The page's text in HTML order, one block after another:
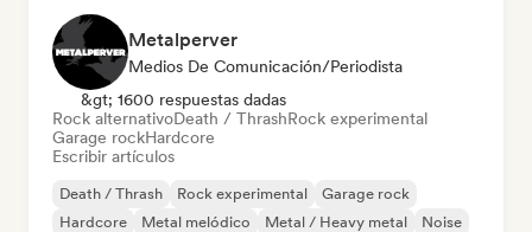
Metalperver
Medios De Comunicación/Periodista
&gt; 1600 respuestas dadas
Rock alternativoDeath / ThrashRock experimental
Garage rockHardcore
Escribir artículos
Death / Thrash Rock experimental
Garage rock
Hardcore
Metal melódico Metal / Heavy metal
Noise